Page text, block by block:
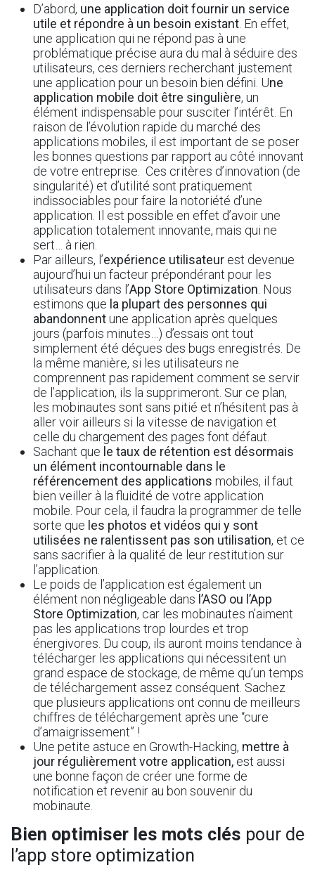
D’abord, une application doit fournir un service
utile et répondre à un besoin existant . En effet,
une application qui ne répond pas à une
problématique précise aura du mal à séduire des
utilisateurs, ces derniers recherchant justement
une application pour un besoin bien défini. Une
application mobile doit être singulière, un
élément indispensable pour susciter l’intérêt. En
raison de l’évolution rapide du marché des
applications mobiles, il est important de se poser
les bonnes questions par rapport au côté innovant
de votre entreprise. Ces critères d’innovation (de
singularité) et d’utilité sont pratiquement
indissociables pour faire la notoriété d’une
application. Il est possible en effet d’avoir une
application totalement innovante, mais qui ne
sert… à rien.
Par ailleurs, l’expérience utilisateur est devenue
aujourd’hui un facteur prépondérant pour les
utilisateurs dans l’App Store Optimization . Nous
estimons que la plupart des personnes qui
abandonnentune application après quelques
jours (parfois minutes…) d’essais ont tout
simplement été déçues des bugs enregistrés. De
la même manière, si les utilisateurs ne
comprennent pas rapidement comment se servir
de l’application, ils la supprimeront. Sur ce plan,
les mobinautes sont sans pitié et n’hésitent pas à
aller voir ailleurs si la vitesse de navigation et
celle du chargement des pages font défaut.
Sachant que le taux de rétention est désormais
un élément incontournable dans le
référencement des applications mobiles, il faut
bien veiller à la fluidité de votre application
mobile. Pour cela, il faudra la programmer de telle
sorte que les photos et vidéos qui y sont
utilisées ne ralentissent pas son utilisation, et ce
sans sacrifier à la qualité de leur restitution sur
l’application.
Le poids de l’application est également un
élément non négligeable dans l’ASO ou l’App
Store Optimization, car les mobinautes n’aiment
pas les applications trop lourdes et trop
énergivores. Du coup, ils auront moins tendance à
télécharger les applications qui nécessitent un
grand espace de stockage, de même qu’un temps
de téléchargement assez conséquent. Sachez
que plusieurs applications ont connu de meilleurs
chiffres de téléchargement après une “cure
d’amaigrissement” !
Une petite astuce en Growth-Hacking, mettre à
jour régulièrement votre application, est aussi
une bonne façon de créer une forme de
notification et revenir au bon souvenir du
mobinaute.
Bien optimiser les mots clés pour de
l’app store optimization